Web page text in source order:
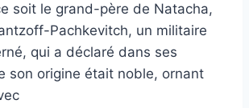
soit le grand-père de Natacha,
Pachkevitch, un militaire
qui a déclaré dans ses
son origine était noble, ornant